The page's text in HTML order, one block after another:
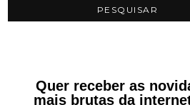
Quer receber as
mais brutas da